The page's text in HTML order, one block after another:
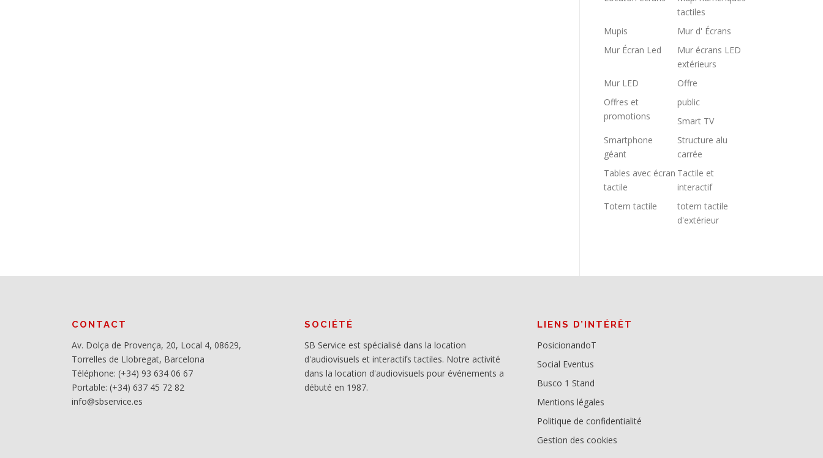
tactiles
Mupis
Mur d' Écrans
Mur Écran Led
Mur écrans LED
extérieurs
Mur LED
Offre
Offres et
promotions
public
Smart TV
Smartphone
géant
Structure alu
carrée
Tables avec écran
tactile
Tactile et
interactif
Totem tactile
totem tactile
d'extérieur
CONTACT
Av. Dolça de Provença, 20, Local 4, 08629,
Torrelles de Llobregat, Barcelona
Téléphone: (+34) 93 634 06 67
Portable: (+34) 637 45 72 82
info@sbservice.es
SOCIÉTÉ
SB Service est spécialisé dans la location
d'audiovisuels et interactifs tactiles. Notre activité
dans la location d'audiovisuels pour événements a
débuté en 1987.
LIENS D’INTÉRÊT
PosicionandoT
Social Eventus
Busco 1 Stand
Mentions légales
Politique de confidentialité
Gestion des cookies